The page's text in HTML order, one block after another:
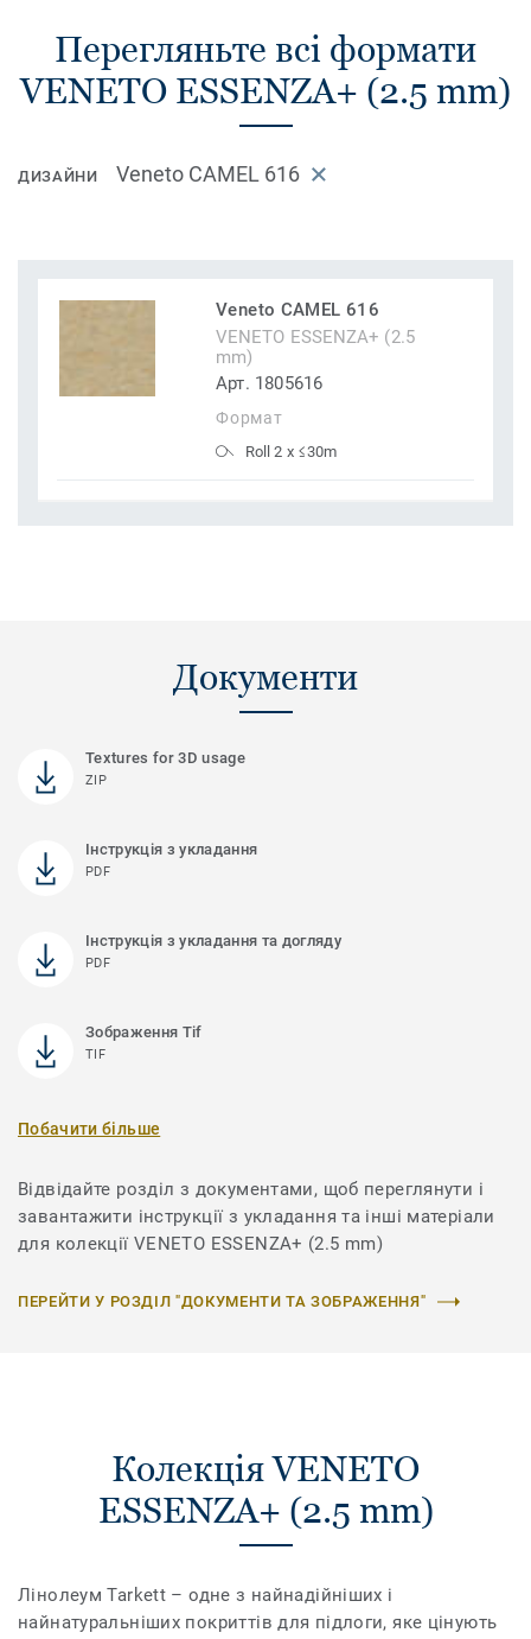
Перегляньте всі формати
VENETO ESSENZA+ (2.5 mm)
ДИЗАЙНИ Veneto CAMEL 616
Veneto CAMEL 616
VENETO ESSENZA+ (2.5
mm)
Арт. 1805616
Формат
Roll 2 x ≤30m
Документи
Textures for 3D usage
ZIP
Інструкція з укладання
PDF
Інструкція з укладання та догляду
PDF
Зображення Tif
TIF
Побачити більше
Відвідайте розділ з документами, щоб переглянути і
завантажити інструкції з укладання та інші матеріали
для колекції VENETO ESSENZA+ (2.5 mm)
ПЕРЕЙТИ У РОЗДІЛ "ДОКУМЕНТИ ТА ЗОБРАЖЕННЯ"
Колекція VENETO
ESSENZA+ (2.5 mm)
Лінолеум Tarkett – одне з найнадійніших і
найнатуральніших покриттів для підлоги, яке цінують